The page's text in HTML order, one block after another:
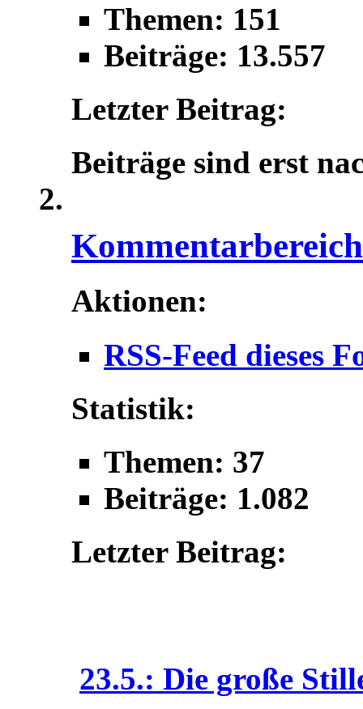
Themen: 151
Beiträge: 13.557
Letzter Beitrag:
Beiträge sind erst
Aktionen:
RSS-Feed dieses
Statistik:
Themen: 37
Beiträge: 1.082
Letzter Beitrag:
23.5.: Die große